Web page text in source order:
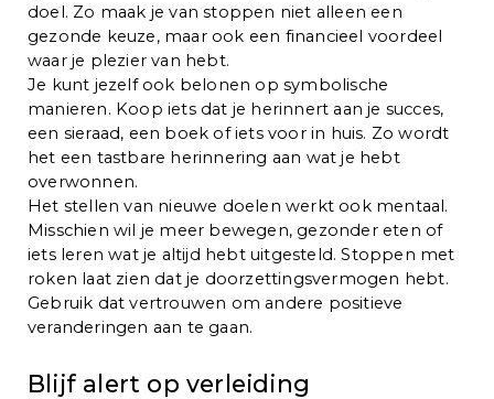
doel. Zo maak je van stoppen niet alleen een
gezonde keuze, maar ook een financieel voordeel
waar je plezier van hebt.
Je kunt jezelf ook belonen op symbolische
manieren. Koop iets dat je herinnert aan je succes,
een sieraad, een boek of iets voor in huis. Zo wordt
het een tastbare herinnering aan wat je hebt
overwonnen.
Het stellen van nieuwe doelen werkt ook mentaal.
Misschien wil je meer bewegen, gezonder eten of
iets leren wat je altijd hebt uitgesteld. Stoppen met
roken laat zien dat je doorzettingsvermogen hebt.
Gebruik dat vertrouwen om andere positieve
veranderingen aan te gaan.
Blijf alert op verleiding